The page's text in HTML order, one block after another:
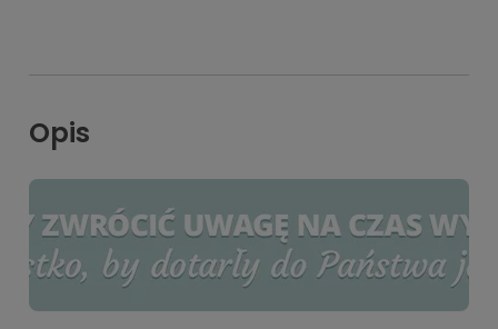
Opis